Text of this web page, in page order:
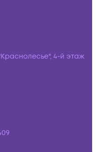
4-й этаж